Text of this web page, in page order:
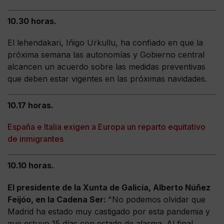
10.30 horas.
El lehendakari, Iñigo Urkullu, ha confiado en que la
próxima semana las autonomías y Gobierno central
alcancen un acuerdo sobre las medidas preventivas
que deben estar vigentes en las próximas navidades.
10.17 horas.
España e Italia exigen a Europa un reparto equitativo
de inmigrantes
10.10 horas.
El presidente de la Xunta de Galicia, Alberto Núñez
Feijóo, en la Cadena Ser: "No podemos olvidar que
Madrid ha estado muy castigado por esta pandemia y